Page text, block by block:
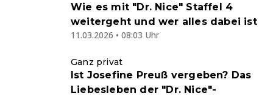
Wie es mit "Dr. Nice" Staffel 4
weitergeht und wer alles dabei ist
11.03.2026 • 08:03 Uhr
Ganz privat
Ist Josefine Preuß vergeben? Das
Liebesleben der "Dr. Nice"-